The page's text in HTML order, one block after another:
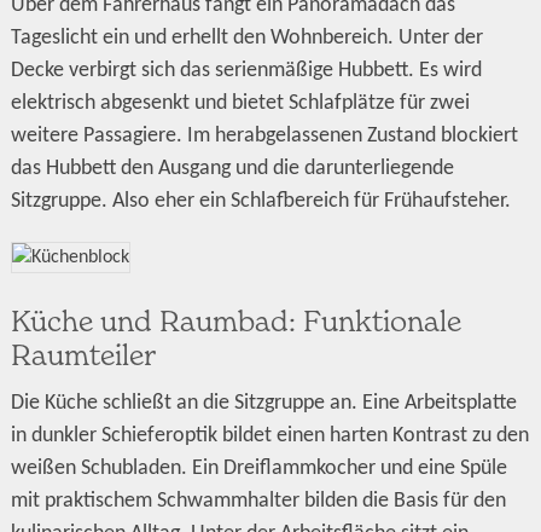
Über dem Fahrerhaus fängt ein Panoramadach das
Tageslicht ein und erhellt den Wohnbereich. Unter der
Decke verbirgt sich das serienmäßige Hubbett. Es wird
elektrisch abgesenkt und bietet Schlafplätze für zwei
weitere Passagiere. Im herabgelassenen Zustand blockiert
das Hubbett den Ausgang und die darunterliegende
Sitzgruppe. Also eher ein Schlafbereich für Frühaufsteher.
Küche und Raumbad: Funktionale
Raumteiler
Die Küche schließt an die Sitzgruppe an. Eine Arbeitsplatte
in dunkler Schieferoptik bildet einen harten Kontrast zu den
weißen Schubladen. Ein Dreiflammkocher und eine Spüle
mit praktischem Schwammhalter bilden die Basis für den